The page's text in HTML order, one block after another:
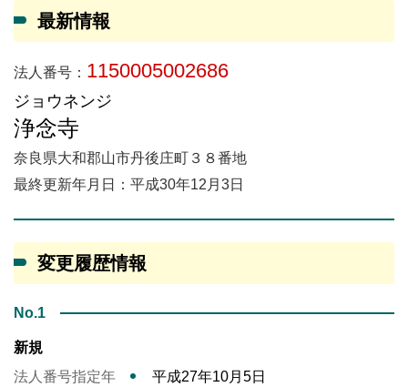
最新情報
法人番号： 1150005002686
ジョウネンジ
浄念寺
奈良県大和郡山市丹後庄町３８番地
最終更新年月日：平成30年12月3日
変更履歴情報
No.1
新規
法人番号指定年
平成27年10月5日